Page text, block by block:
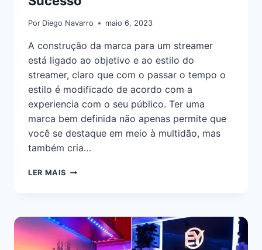
Por Diego Navarro maio 6, 2023
A construção da marca para um streamer
está ligado ao objetivo e ao estilo do
streamer, claro que com o passar o tempo o
estilo é modificado de acordo com a
experiencia com o seu público. Ter uma
marca bem definida não apenas permite que
você se destaque em meio à multidão, mas
também cria…
LER MAIS